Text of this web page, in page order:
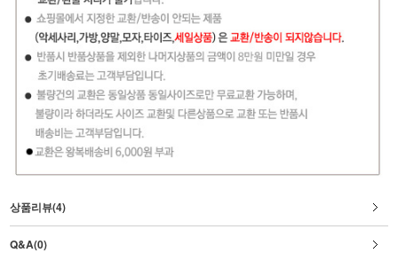
상품리뷰(4)
Q&A(0)